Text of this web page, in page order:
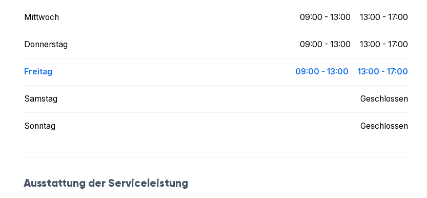
Mittwoch 09:00 - 13:00 13:00 - 17:00
Donnerstag 09:00 - 13:00 13:00 - 17:00
Freitag 09:00 - 13:00 13:00 - 17:00
Samstag Geschlossen
Sonntag Geschlossen
Ausstattung der Serviceleistung